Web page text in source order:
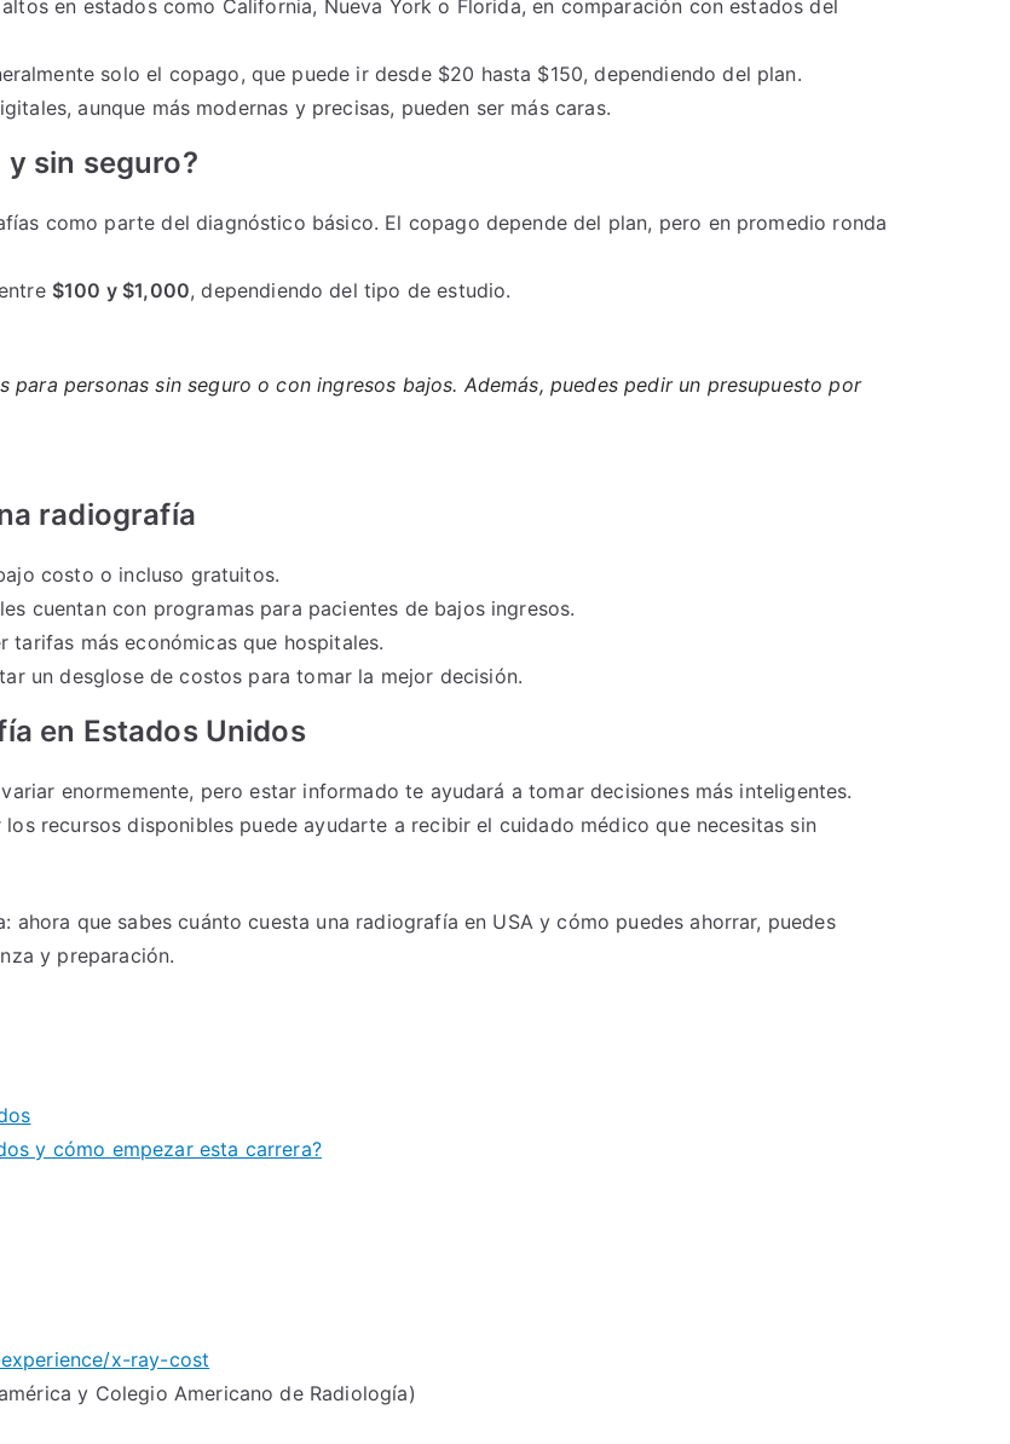
en estados como California, Nueva York o Florida, en comparación con estados del
solo el copago, que puede ir desde $20 hasta $150, dependiendo del plan.
aunque más modernas y precisas, pueden ser más caras.
sin seguro?
como parte del diagnóstico básico. El copago depende del plan, pero en promedio ronda
$100 y $1,000, dependiendo del tipo de estudio.
personas sin seguro o con ingresos bajos. Además, puedes pedir un presupuesto por
radiografía
costo o incluso gratuitos.
cuentan con programas para pacientes de bajos ingresos.
tarifas más económicas que hospitales.
un desglose de costos para tomar la mejor decisión.
en Estados Unidos
enormemente, pero estar informado te ayudará a tomar decisiones más inteligentes.
recursos disponibles puede ayudarte a recibir el cuidado médico que necesitas sin
que sabes cuánto cuesta una radiografía en USA y cómo puedes ahorrar, puedes
y preparación.
y cómo empezar esta carrera?
x-ray-cost
y Colegio Americano de Radiología)